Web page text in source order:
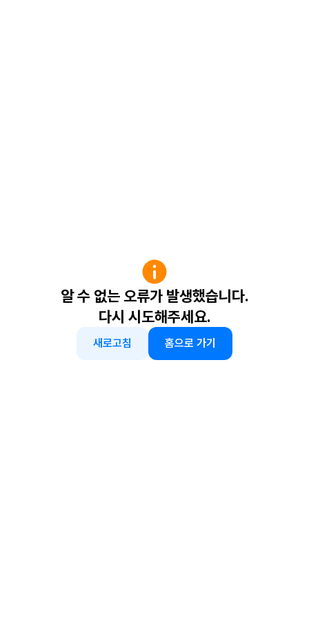
알 수 없는 오류가 발생했습니다.
다시 시도해주세요.
새로고침 홈으로 가기